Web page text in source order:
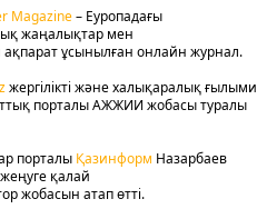
Magazine– Еуропадағы
жаңалықтар мен
ұсынылған онлайн журнал.
жергілікті және халықаралық ғылыми
порталы АЖЖИИ жобасы туралы
порталы Қазинформ Назарбаев
қалай
жобасын атап өтті.